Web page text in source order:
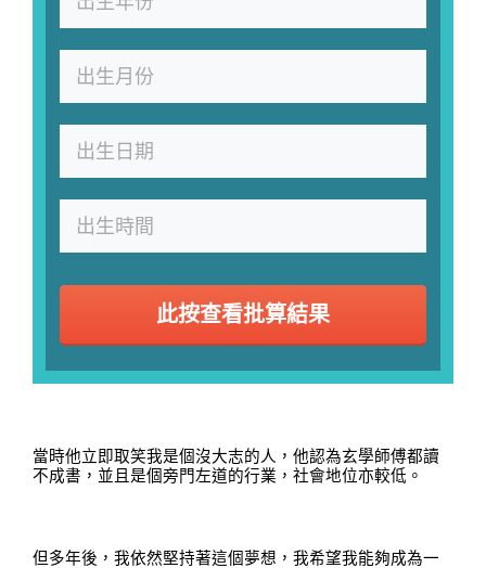
此按查看批算結果
當時他立即取笑我是個沒大志的人，他認為玄學師傅都讀
不成書，並且是個旁門左道的行業，社會地位亦較低。
但多年後，我依然堅持著這個夢想 ， 我希望我能夠成為一